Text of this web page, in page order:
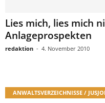
Lies mich, lies mich
Anlageprospekten
redaktion - 4. November 2010
ANWALTSVERZEICHNISSE /